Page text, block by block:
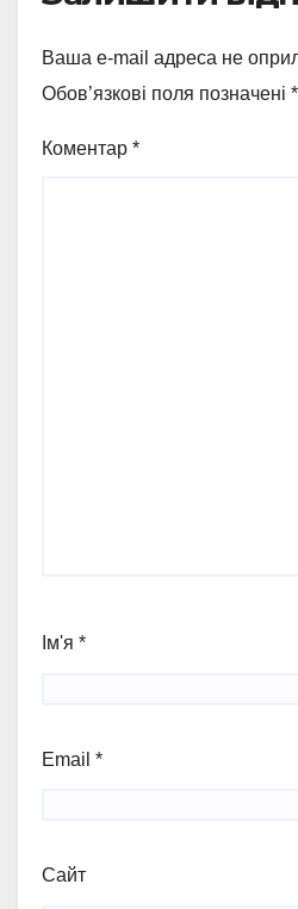
Ваша e-mail адреса не
Обов’язкові поля позначені *
Коментар *
Ім'я *
Email *
Сайт